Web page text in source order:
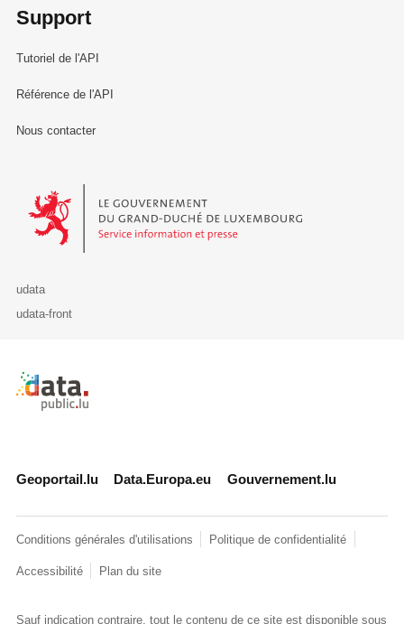
Support
Tutoriel de l'API
Référence de l'API
Nous contacter
Le Gouvernement du Grand-Duché de Luxembourg - Service
udata
udata-front
Retour à l'accueil de data.public.lu
Geoportail.lu Data.Europa.eu Gouvernement.lu
Conditions générales d'utilisations Politique de confidentialité
Accessibilité Plan du site
Sauf indication contraire, tout le contenu de ce site est disponible sous